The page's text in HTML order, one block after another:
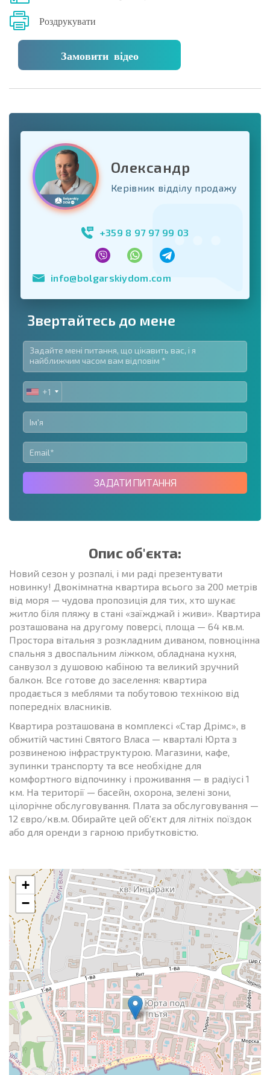
Роздрукувати
Замовити відео
Олександр
Керівник відділу продажу
+359 8 97 97 99 03
info@bolgarskiydom.com
Звертайтесь до мене
UNITED
STATES
+1
+1
ЗАДАТИ ПИТАННЯ
Опис об'єкта:
Новий сезон у розпалі, і ми раді презентувати
новинку! Двокімнатна квартира всього за 200 метрів
від моря — чудова пропозиція для тих, хто шукає
житло біля пляжу в стані «заїжджай і живи». Квартира
розташована на другому поверсі, площа — 64 кв.м.
Простора вітальня з розкладним диваном, повноцінна
спальня з двоспальним ліжком, обладнана кухня,
санвузол з душовою кабіною та великий зручний
балкон. Все готове до заселення: квартира
продається з меблями та побутовою технікою від
попередніх власників.
Квартира розташована в комплексі «Стар Дрімс», в
обжитій частині Святого Власа — кварталі Юрта з
розвиненою інфраструктурою. Магазини, кафе,
зупинки транспорту та все необхідне для
комфортного відпочинку і проживання — в радіусі 1
км. На території — басейн, охорона, зелені зони,
цілорічне обслуговування. Плата за обслуговування —
12 євро/кв.м. Обирайте цей об'єкт для літніх поїздок
або для оренди з гарною прибутковістю.
+
−